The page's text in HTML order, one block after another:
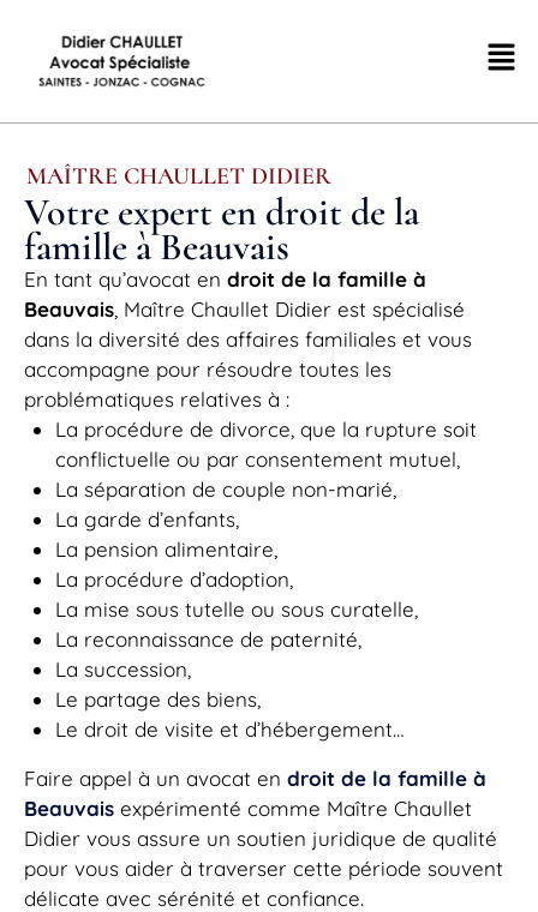
MAÎTRE CHAULLET DIDIER
Votre expert en droit de la
famille à Beauvais
En tant qu’avocat en droit de la famille à
Beauvais , Maître Chaullet Didier est spécialisé
dans la diversité des affaires familiales et vous
accompagne pour résoudre toutes les
problématiques relatives à :
La procédure de divorce, que la rupture soit
conflictuelle ou par consentement mutuel,
La séparation de couple non-marié,
La garde d’enfants,
La pension alimentaire,
La procédure d’adoption,
La mise sous tutelle ou sous curatelle,
La reconnaissance de paternité,
La succession,
Le partage des biens,
Le droit de visite et d’hébergement…
Faire appel à un avocat en droit de la famille à
Beauvais expérimenté comme Maître Chaullet
Didier vous assure un soutien juridique de qualité
pour vous aider à traverser cette période souvent
délicate avec sérénité et confiance.